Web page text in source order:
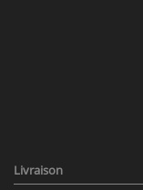
Livraison